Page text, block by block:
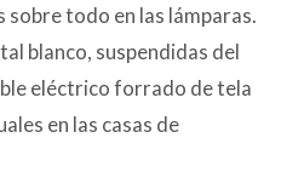
todo en las lámparas.
blanco, suspendidas del
eléctrico forrado de tela
en las casas de